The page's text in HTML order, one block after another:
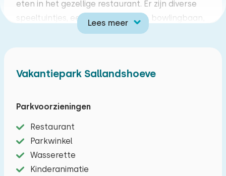
eten in het gezellige restaurant. Er zijn diverse
speeltuintjes, een waterspeeltuin, bowlingbaan,
18 holes midgetgolfbaan, tafeltennistafels en
sportvelden. In de vakantieperiodes worden er
georganiseerd. Kortom een fantastisch
Gezellig ingerichte woonkamer met eet- zithoek
voorzien van flatscreen TV. De open keuken is
onder andere ingericht met koelkast, vierpits
kookstel, waterkoker, magnetron, een Nespresso
apparaaten serviesgoed. Er zijn twee
Lees meer
Vakantiepark Sallandshoeve
Parkvoorzieningen
Restaurant
Parkwinkel
Wasserette
Kinderanimatie